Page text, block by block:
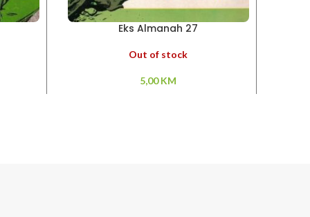
Eks Almanah 27
Out of stock
5,00KM